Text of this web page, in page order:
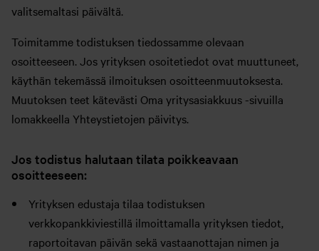
valitsemaltasi päivältä.
Toimitamme todistuksen tiedossamme olevaan
osoitteeseen. Jos yrityksen osoitetiedot ovat muuttuneet,
käythän tekemässä ilmoituksen osoitteenmuutoksesta.
Muutoksen teet kätevästi Oma yritysasiakkuus -sivuilla
lomakkeella Yhteystietojen päivitys.
Jos todistus halutaan tilata poikkeavaan
osoitteeseen:
Yrityksen edustaja tilaa todistuksen
verkkopankkiviestillä ilmoittamalla yrityksen tiedot,
raportoitavan päivän sekä vastaanottajan nimen ja